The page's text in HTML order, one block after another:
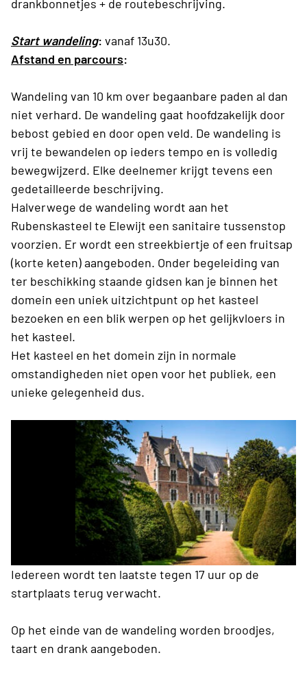
drankbonnetjes + de routebeschrijving.
Start wandeling: vanaf 13u30.
Afstand en parcours:
Wandeling van 10 km over begaanbare paden al dan
niet verhard. De wandeling gaat hoofdzakelijk door
bebost gebied en door open veld. De wandeling is
vrij te bewandelen op ieders tempo en is volledig
bewegwijzerd. Elke deelnemer krijgt tevens een
gedetailleerde beschrijving.
Halverwege de wandeling wordt aan het
Rubenskasteel te Elewijt een sanitaire tussenstop
voorzien. Er wordt een streekbiertje of een fruitsap
(korte keten) aangeboden. Onder begeleiding van
ter beschikking staande gidsen kan je binnen het
domein een uniek uitzichtpunt op het kasteel
bezoeken en een blik werpen op het gelijkvloers in
het kasteel.
Het kasteel en het domein zijn in normale
omstandigheden niet open voor het publiek, een
unieke gelegenheid dus.
Iedereen wordt ten laatste tegen 17 uur op de
startplaats terug verwacht.
Op het einde van de wandeling worden broodjes,
taart en drank aangeboden.